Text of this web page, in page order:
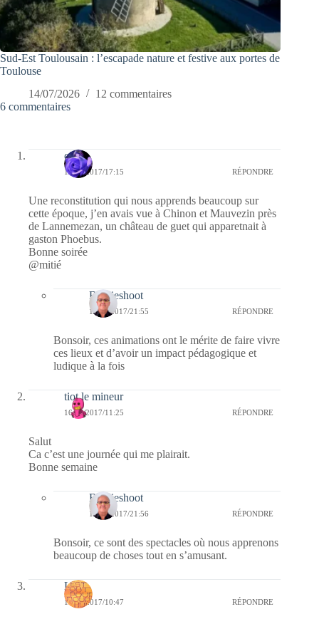
Sud-Est Toulousain : l’escapade nature et festive aux portes de
Toulouse
14/07/2026
12 commentaires
6 commentaires
covix
16/05/2017/17:15 RÉPONDRE
Une reconstitution qui nous apprends beaucoup sur
cette époque, j’en avais vue à Chinon et Mauvezin près
de Lannemezan, un château de guet qui apparetnait à
gaston Phoebus.
Bonne soirée
@mitié
Bernieshoot
17/05/2017/21:55 RÉPONDRE
Bonsoir, ces animations ont le mérite de faire vivre
ces lieux et d’avoir un impact pédagogique et
ludique à la fois
tiot le mineur
16/05/2017/11:25 RÉPONDRE
Salut
Ca c’est une journée qui me plairait.
Bonne semaine
Bernieshoot
17/05/2017/21:56 RÉPONDRE
Bonsoir, ce sont des spectacles où nous apprenons
beaucoup de choses tout en s’amusant.
Laret
16/05/2017/10:47 RÉPONDRE